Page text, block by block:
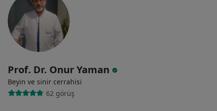
Prof. Dr. Onur Yaman
Beyin ve sinir cerrahisi
62 görüş